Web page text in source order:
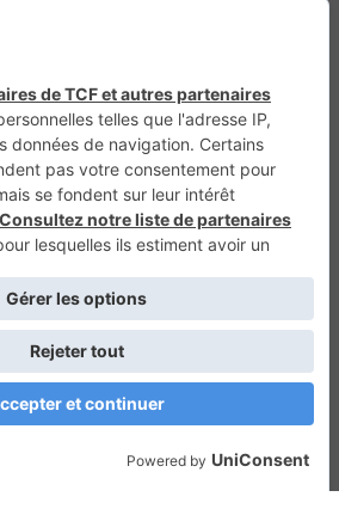
Génération Sans Permis VTTAE.fr FullAttack
Retour en haut